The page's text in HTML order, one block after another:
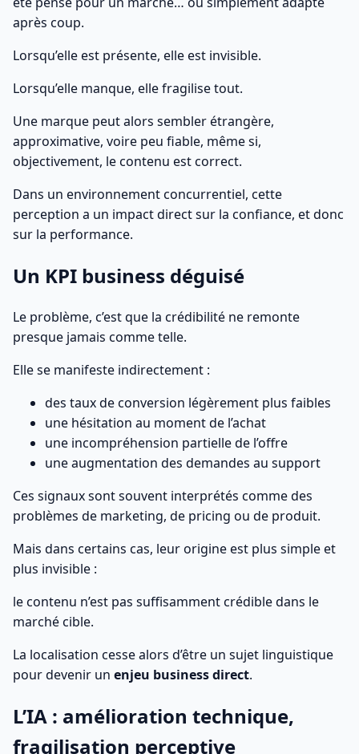
après coup.
Lorsqu’elle est présente, elle est invisible.
Lorsqu’elle manque, elle fragilise tout.
Une marque peut alors sembler étrangère,
approximative, voire peu fiable, même si,
objectivement, le contenu est correct.
Dans un environnement concurrentiel, cette
perception a un impact direct sur la confiance, et donc
sur la performance.
Un KPI business déguisé
Le problème, c’est que la crédibilité ne remonte
presque jamais comme telle.
Elle se manifeste indirectement :
des taux de conversion légèrement plus faibles
une hésitation au moment de l’achat
une incompréhension partielle de l’offre
une augmentation des demandes au support
Ces signaux sont souvent interprétés comme des
problèmes de marketing, de pricing ou de produit.
Mais dans certains cas, leur origine est plus simple et
plus invisible :
le contenu n’est pas suffisamment crédible dans le
marché cible.
La localisation cesse alors d’être un sujet linguistique
pour devenir un enjeu business direct.
L’IA : amélioration technique,
fragilisation perceptive